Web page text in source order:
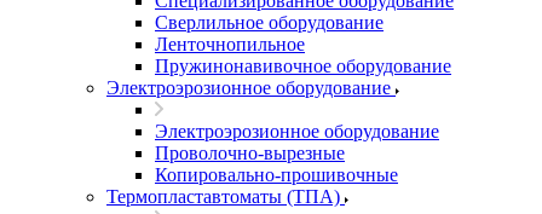
Сверлильное оборудование
Ленточнопильное
Пружинонавивочное оборудование
Электроэрозионное оборудование
Электроэрозионное оборудование
Проволочно-вырезные
Копировально-прошивочные
Термопластавтоматы (ТПА)